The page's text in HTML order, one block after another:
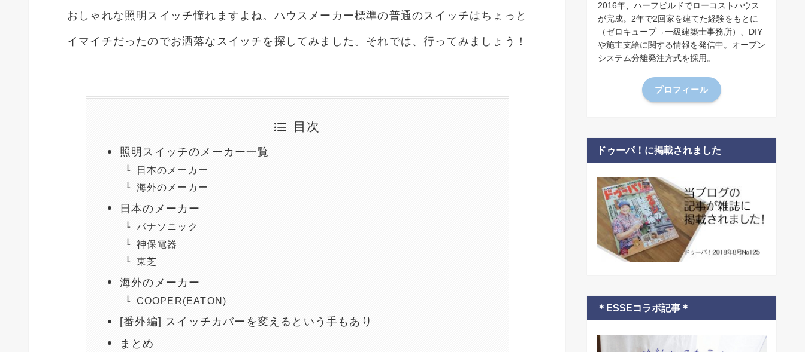
おしゃれな照明スイッチ憧れますよね。ハウスメーカー標準の普通のスイッチはちょっと
イマイチだったのでお洒落なスイッチを探してみました。それでは、行ってみましょう！
目次
照明スイッチのメーカー一覧
日本のメーカー
海外のメーカー
日本のメーカー
パナソニック
神保電器
東芝
海外のメーカー
COOPER(EATON)
[番外編] スイッチカバーを変えるという手もあり
まとめ
2016年、ハーフビルドでローコストハウス
が完成。2年で2回家を建てた経験をもとに
（ゼロキューブ→一級建築士事務所）、DIY
や施主支給に関する情報を発信中。オープン
システム分離発注方式を採用。
プロフィール
ドゥーパ！に掲載されました
＊ESSEコラボ記事＊